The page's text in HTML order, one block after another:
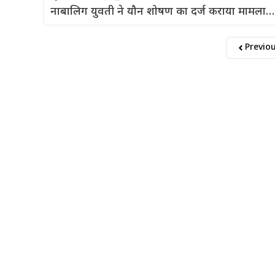
नाबालिग युवती ने यौन शोषण का दर्ज कराया मामला…